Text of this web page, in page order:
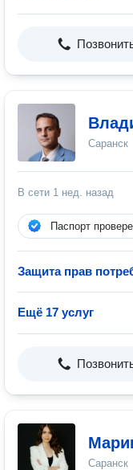
Саранск
В сети 1 нед. назад
Паспорт
Защита прав
Ещё 17 услуг
Саранск